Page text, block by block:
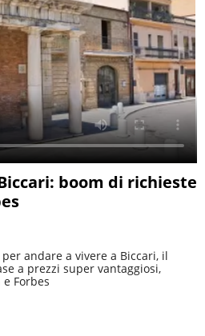
boom di richieste
andare a vivere a Biccari, il
a prezzi super vantaggiosi,
Forbes